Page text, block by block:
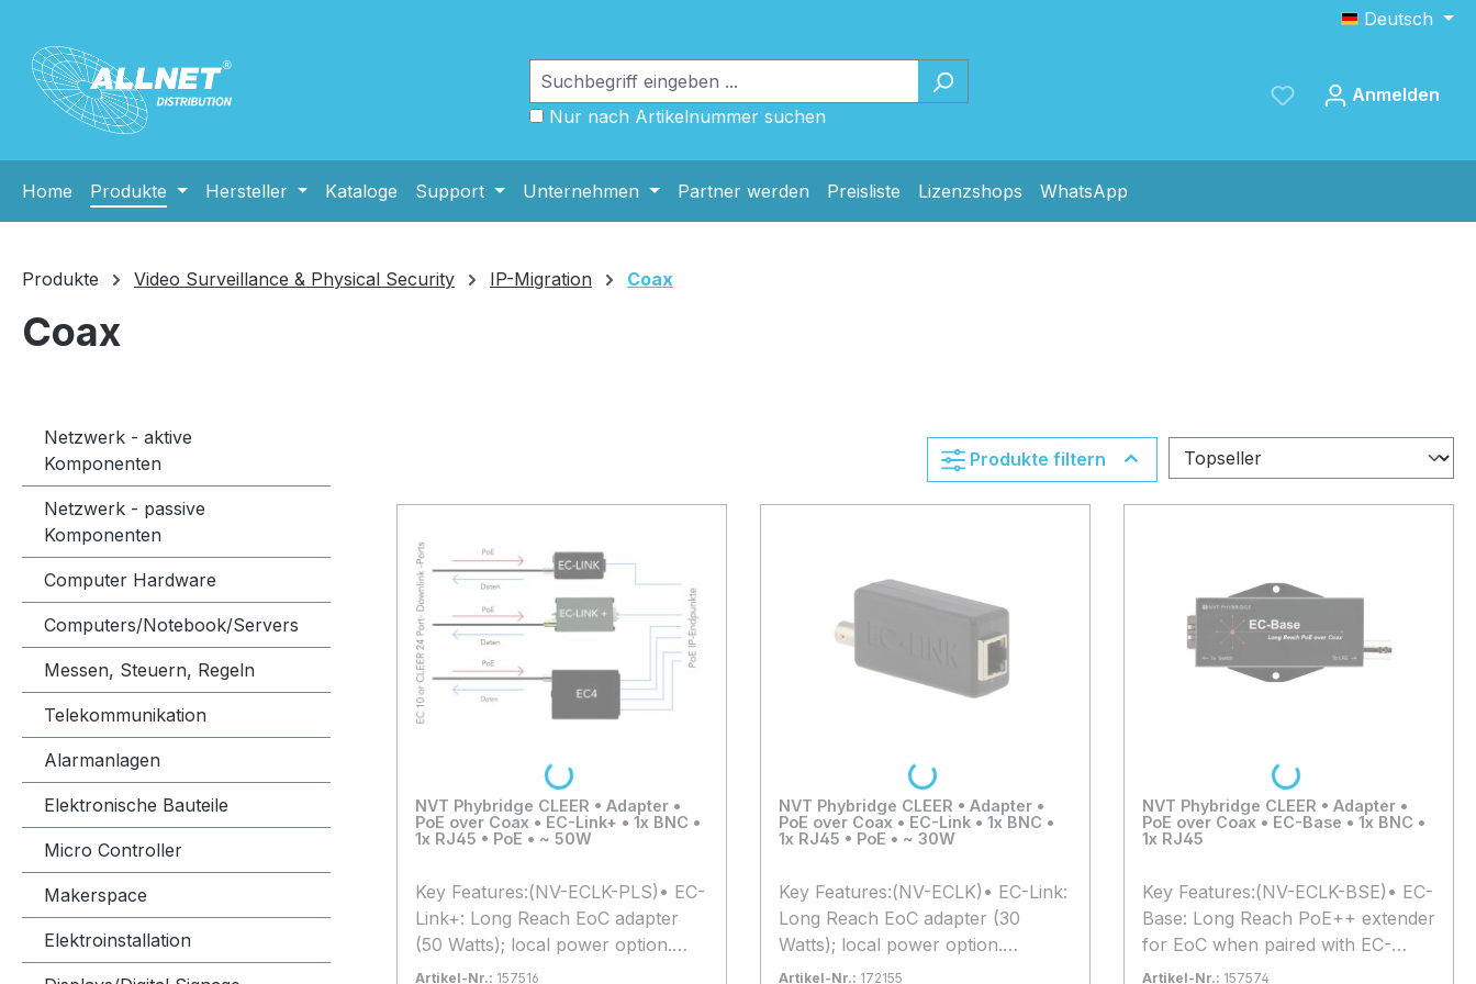
Deutsch
Nur nach Artikelnummer suchen
Anmelden
Home Produkte Hersteller Kataloge Support Unternehmen Partner werden Preisliste Lizenzshops WhatsApp
Produkte Video Surveillance & Physical Security IP-Migration Coax
Coax
Netzwerk - aktive
Komponenten
Netzwerk - passive
Komponenten
Computer Hardware
Computers/Notebook/Servers
Messen, Steuern, Regeln
Telekommunikation
Alarmanlagen
Elektronische Bauteile
Micro Controller
Makerspace
Elektroinstallation
Produkte filtern
NVT Phybridge CLEER • Adapter •
PoE over Coax • EC-Link+ • 1x BNC •
1x RJ45 • PoE • ~ 50W
Key Features:(NV-ECLK-PLS)• EC-
Link+: Long Reach EoC adapter
(50 Watts); local power option.
Supports IEEE 802.1x. Meets EN
Artikel-Nr.: 157516
Loading...
NVT Phybridge CLEER • Adapter •
PoE over Coax • EC-Link • 1x BNC •
1x RJ45 • PoE • ~ 30W
Key Features:(NV-ECLK)• EC-Link:
Long Reach EoC adapter (30
Watts); local power option.
Supports IEEE 802.1x. Meets EN
Artikel-Nr.: 172155
Loading...
NVT Phybridge CLEER • Adapter •
PoE over Coax • EC-Base • 1x BNC •
1x RJ45
Key Features:(NV-ECLK-BSE)• EC-
Base: Long Reach PoE++ extender
for EoC when paired with EC-
Link+ (50 Watts) or EC-Link (30
Artikel-Nr.: 157574
Loading...